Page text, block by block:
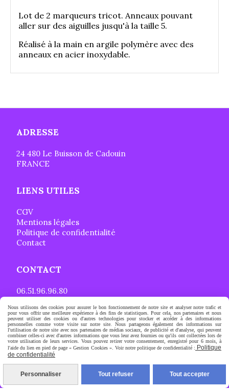
Lot de 2 marqueurs tricot. Anneaux pouvant
aller sur des aiguilles jusqu'à la taille 5.
Réalisé à la main en argile polymère avec des
anneaux en acier inoxydable.
ADRESSE
24 480 Le Buisson de Cadouin
FRANCE
LIENS UTILES
CGV
Mentions légales
Politique de confidentialité
Contact
CONTACT
06.51.96.96.80
[email protected]
Facebook est désactivé. Autoriser
Mentions Légales
Conditions générales de vente
Politique de confidentialité
Gestion cookies
Nous utilisons des cookies pour assurer le bon fonctionnement de notre site et analyser notre trafic et
pour vous offrir une meilleure expérience à des fins de statistiques. Pour cela, nos partenaires et nous
peuvent utiliser des cookies ou d'autres technologies pour stocker et accéder à des informations
personnelles comme votre visite sur notre site. Nous partageons également des informations sur
l'utilisation de notre site avec nos partenaires de médias sociaux, de publicité et d'analyse, qui peuvent
combiner celles-ci avec d'autres informations que vous leur avez fournies ou qu'ils ont collectées lors de
votre utilisation de leurs services. Vous pouvez retirer votre consentement, enregistré pour 6 mois, à
l'aide du lien en pied de page « Gestion Cookies ». Voir notre politique de confidentialité : Politique
de confidentialité
Personnaliser Tout refuser Tout accepter